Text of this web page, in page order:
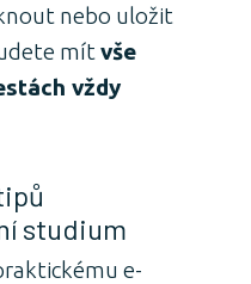
nebo uložit
mítvše
vždy
studium
e-